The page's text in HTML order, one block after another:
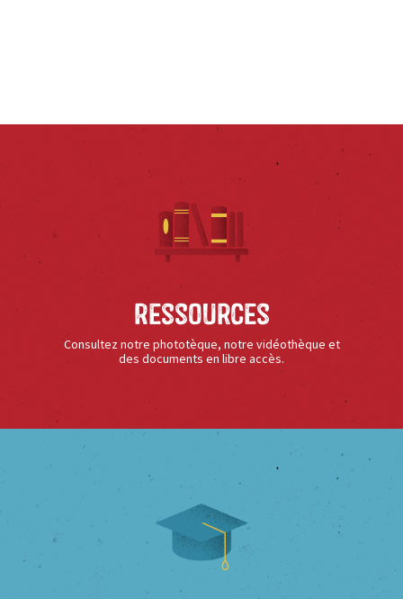
Ressources
Consultez notre phototèque, notre vidéothèque et
des documents en libre accès.